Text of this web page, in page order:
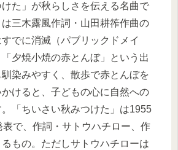
けた」が秋らしさを伝える名曲で
三木露風作詞・山田耕筰作曲の
でに消滅（パブリックドメイ
夕焼小焼の赤とんぼ」という出
染みやすく、散歩で赤とんぼを
けると、子どもの心に自然への
「ちいさい秋みつけた」は1955
で、作詞・サトウハチロー、作
もの。ただしサトウハチローは